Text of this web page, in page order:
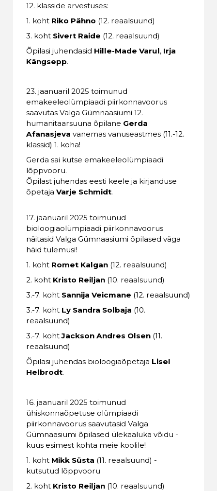
12. klasside arvestuses:
1. koht Riko Pähno (12. reaalsuund)
3. koht Sivert Raide (12. reaalsuund)
Õpilasi juhendasid Hille-Made Varul, Irja
Kängsepp.
23. jaanuaril 2025 toimunud
emakeeleolümpiaadi piirkonnavoorus
saavutas Valga Gümnaasiumi 12.
humanitaarsuuna õpilane Gerda
Afanasjeva vanemas vanuseastmes (11.-12.
klassid) 1. koha!
Gerda sai kutse emakeeleolümpiaadi
lõppvooru.
Õpilast juhendas eesti keele ja kirjanduse
õpetaja Varje Schmidt.
17. jaanuaril 2025 toimunud
bioloogiaolümpiaadi piirkonnavoorus
näitasid Valga Gümnaasiumi õpilased väga
häid tulemusi!
1. koht Romet Kalgan(12. reaalsuund)
2. koht Kristo Reiljan(10. reaalsuund)
3.-7. koht Sannija Veicmane (12. reaalsuund)
3.-7. koht Ly Sandra Solbaja (10.
reaalsuund)
3.-7. kohtJackson Andres Olsen(11.
reaalsuund)
Õpilasi juhendas bioloogiaõpetaja Lisel
Helbrodt.
16. jaanuaril 2025 toimunud
ühiskonnaõpetuse olümpiaadi
piirkonnavoorus saavutasid Valga
Gümnaasiumi õpilased ülekaaluka võidu -
kuus esimest kohta meie koolile!
1. koht Mikk Süsta (11. reaalsuund) -
kutsutud lõppvooru
2. koht Kristo Reiljan(10. reaalsuund)